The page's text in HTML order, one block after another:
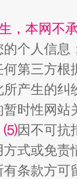
生
，本网不
个人信息
何第三方根
产生的纠
时性网
⑸因不可抗
式或免责
条款方